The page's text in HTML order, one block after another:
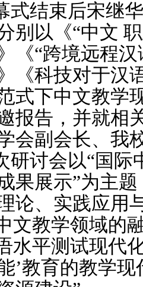
结束后宋继华
别以《“中文
《“跨境远程
《科技对于汉
范式下中文教
报告，并就相
会副会长、我
讨会以“国际
果展示”为主
论、实践应用
文教学领域的
水平测试现代
’教育的教学